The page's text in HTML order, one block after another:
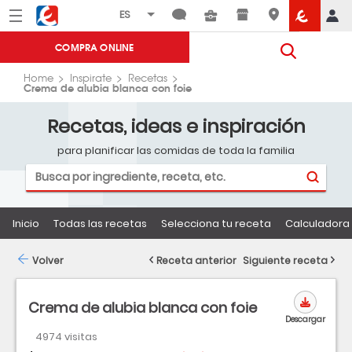
Menú Eroski
COMPRA ONLINE
Home Inspirate Recetas
Crema de alubia blanca con foie
Recetas, ideas e inspiración
para planificar las comidas de toda la familia
Inicio Todas las recetas Selecciona tu receta
Crema de alubia blanca con foie
4974 visitas
Descargar
Volver Receta anterior Siguiente receta